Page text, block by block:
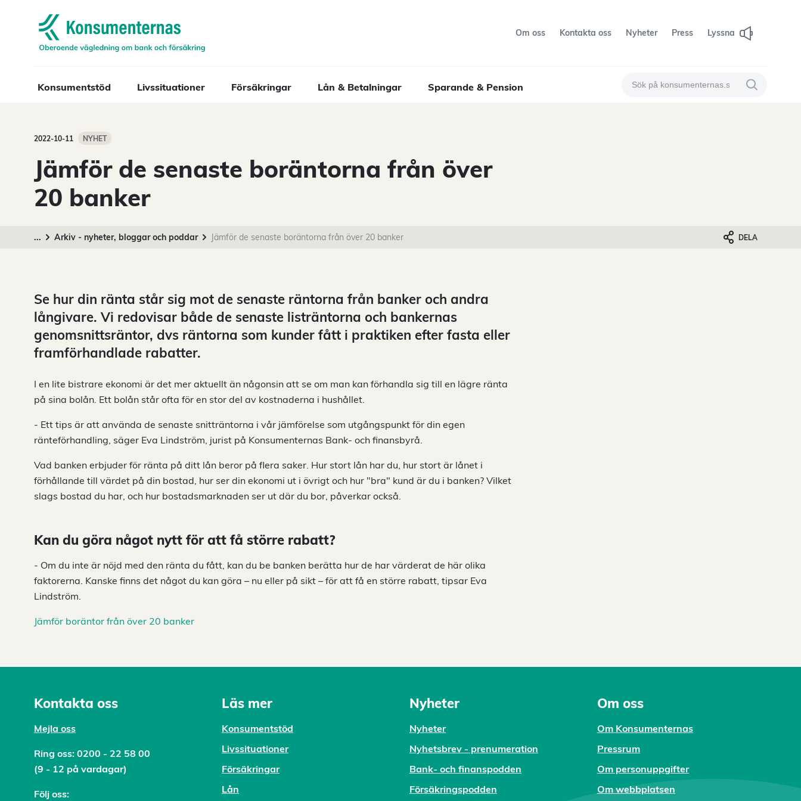
Navigera till startsidan
Om oss Kontakta oss Nyheter Press Lyssna
Konsumentstöd Livssituationer Försäkringar Lån & Betalningar Sparande & Pension
Sök på konsumenternas Sök på
2022-10-11 NYHET
Jämför de senaste boräntorna från över
20 banker
... Arkiv - nyheter, bloggar och poddar Jämför de senaste boräntorna från över 20 banker DELA
Se hur din ränta står sig mot de senaste räntorna från banker och andra
långivare. Vi redovisar både de senaste listräntorna och bankernas
genomsnittsräntor, dvs räntorna som kunder fått i praktiken efter fasta eller
framförhandlade rabatter.
I en lite bistrare ekonomi är det mer aktuellt än någonsin att se om man kan förhandla sig till en lägre ränta
på sina bolån. Ett bolån står ofta för en stor del av kostnaderna i hushållet.
- Ett tips är att använda de senaste snitträntorna i vår jämförelse som utgångspunkt för din egen
ränteförhandling, säger Eva Lindström, jurist på Konsumenternas Bank- och finansbyrå.
Vad banken erbjuder för ränta på ditt lån beror på flera saker. Hur stort lån har du, hur stort är lånet i
förhållande till värdet på din bostad, hur ser din ekonomi ut i övrigt och hur "bra" kund är du i banken? Vilket
slags bostad du har, och hur bostadsmarknaden ser ut där du bor, påverkar också.
Kan du göra något nytt för att få större rabatt?
- Om du inte är nöjd med den ränta du fått, kan du be banken berätta hur de har värderat de här olika
faktorerna. Kanske finns det något du kan göra – nu eller på sikt – för att få en större rabatt, tipsar Eva
Lindström.
Jämför boräntor från över 20 banker
Kontakta oss
Mejla oss
Ring oss: 0200 - 22 58 00
(9 - 12 på vardagar)
Följ oss:
Läs mer
Konsumentstöd
Livssituationer
Försäkringar
Lån
Nyheter
Nyheter
Nyhetsbrev - prenumeration
Bank- och finanspodden
Försäkringspodden
Om oss
Om Konsumenternas
Pressrum
Om personuppgifter
Om webbplatsen